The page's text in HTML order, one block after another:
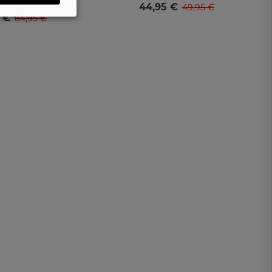
Selecciona una talla
€ 64,95 € Selecciona una talla
44,95 € 49,95 €